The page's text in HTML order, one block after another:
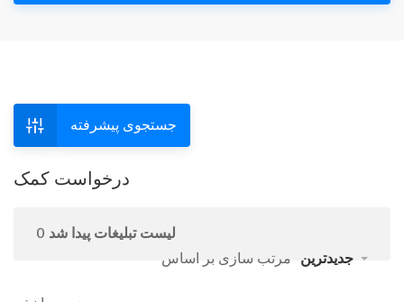
جستجوی پیشرفته
درخواست کمک
0 لیست تبلیغات پیدا شد
مرتب سازی بر اساس جدیدترین